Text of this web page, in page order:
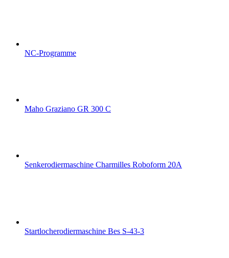
NC-Programme
Maho Graziano GR 300 C
Senkerodiermaschine Charmilles Roboform 20A
Startlocherodiermaschine Bes S-43-3